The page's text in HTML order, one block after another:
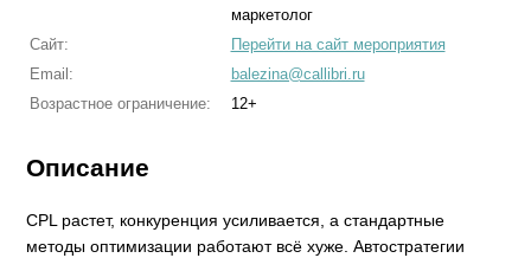
маркетолог
Сайт:
Перейти на сайт мероприятия
Email:
balezina@callibri.ru
Возрастное ограничение:
12+
Описание
CPL растет, конкуренция усиливается, а стандартные
методы оптимизации работают всё хуже. Автостратегии